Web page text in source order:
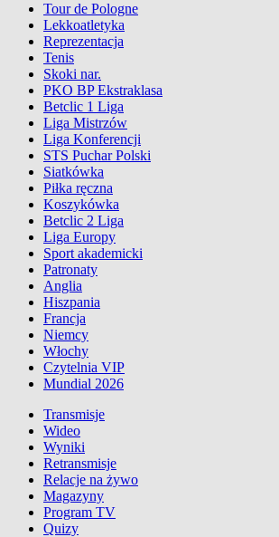
Tour de Pologne
Lekkoatletyka
Reprezentacja
Tenis
Skoki nar.
PKO BP Ekstraklasa
Betclic 1 Liga
Liga Mistrzów
Liga Konferencji
STS Puchar Polski
Siatkówka
Piłka ręczna
Koszykówka
Betclic 2 Liga
Liga Europy
Sport akademicki
Patronaty
Anglia
Hiszpania
Francja
Niemcy
Włochy
Czytelnia VIP
Mundial 2026
Transmisje
Wideo
Wyniki
Retransmisje
Relacje na żywo
Magazyny
Program TV
Quizy